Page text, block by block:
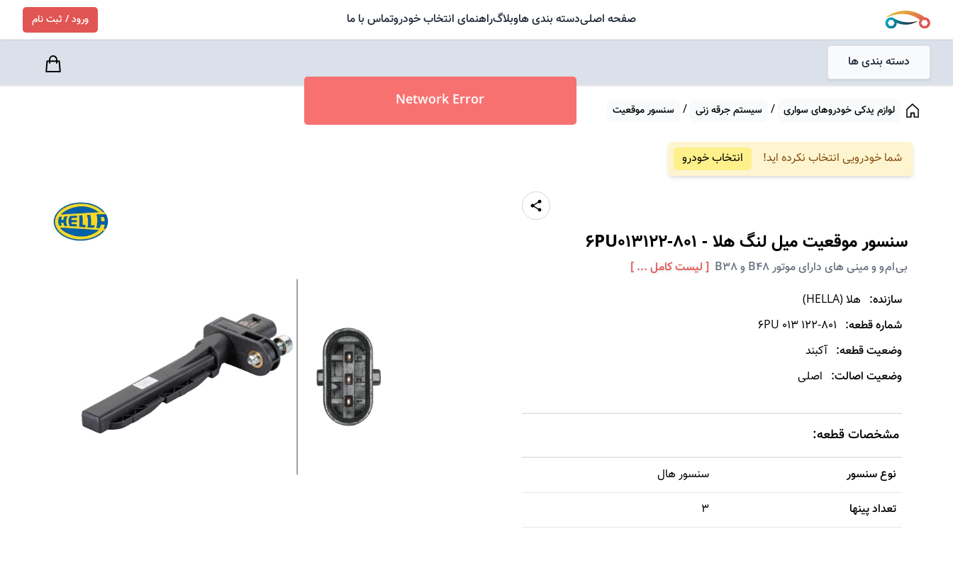
صفحه اصلیدسته بندی هاوبلاگراهنمای انتخاب خودروتماس با ما ورود / ثبت نام
دسته بندی ها
Network Error
لوازم یدکی خودروهای سواری / سیستم جرقه زنی / سنسور موقعیت
شما خودرویی انتخاب نکرده اید! انتخاب خودرو
سنسور موقعیت میل لنگهلا -
6PU013122-801
بی ام و و مینی های دارای موتور B48 و B38
[ لیست کامل ... ]
سازنده: هلا (
HELLA
)
شماره قطعه: 6PU 013 122-801
وضعیت قطعه: آکبند
وضعیت اصالت: اصلی
مشخصات قطعه:
نوع سنسور
سنسور هال
تعداد پینها
3